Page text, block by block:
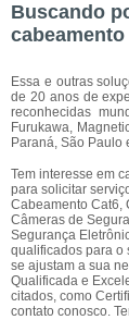
Buscando
Essa e outras
de 20 anos de
reconhecidas
Furukawa,
Paraná, São Paulo
Tem interesse em
para solicitar
Cabeamento Cat6,
Câmeras de
Segurança
qualificados para o
se ajustam a sua
Qualificada e
citados, como
contato conosco.